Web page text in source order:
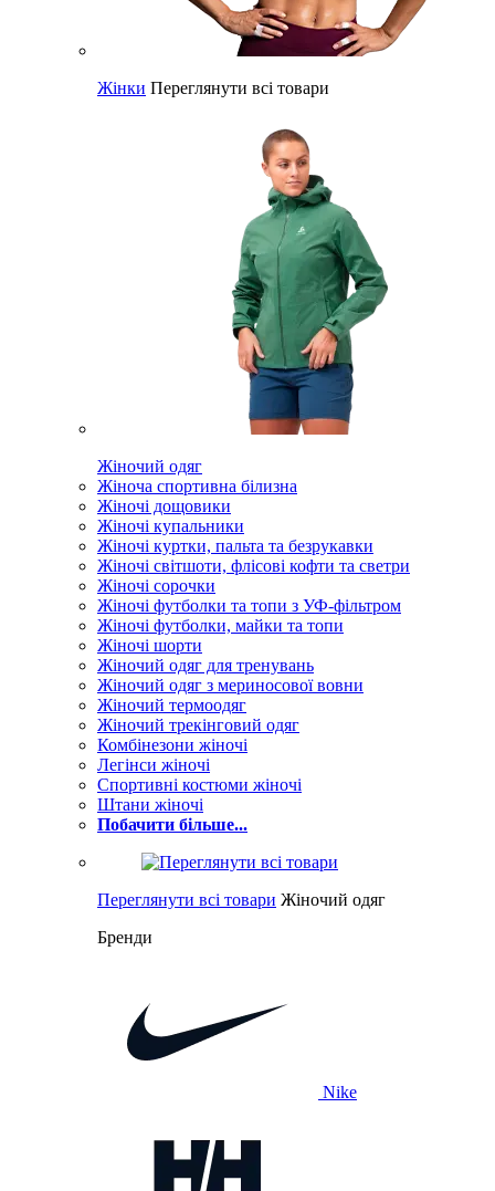
Жінки Переглянути всі товари
Жіночий одяг
Жіноча спортивна білизна
Жіночі дощовики
Жіночі купальники
Жіночі куртки, пальта та безрукавки
Жіночі світшоти, флісові кофти та светри
Жіночі сорочки
Жіночі футболки та топи з УФ-фільтром
Жіночі футболки, майки та топи
Жіночі шорти
Жіночий одяг для тренувань
Жіночий одяг з мериносової вовни
Жіночий термоодяг
Жіночий трекінговий одяг
Комбінезони жіночі
Легінси жіночі
Спортивні костюми жіночі
Штани жіночі
Побачити більше...
Переглянути всі товари Жіночий одяг
Бренди
Nike